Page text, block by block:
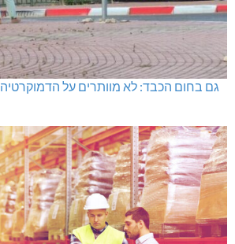
גם בחום הכבד: לא מוותרים על הדמוקרטיה